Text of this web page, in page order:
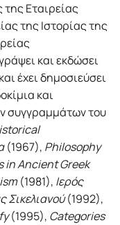
της Εταιρείας
της Ιστορίας της
και εκδώσει
έχει δημοσιεύσει
και
συγγραμμάτων του
(1967), Philosophy
in Ancient Greek
(1981), Ιερός
Σικελιανού(1992),
(1995), Categories